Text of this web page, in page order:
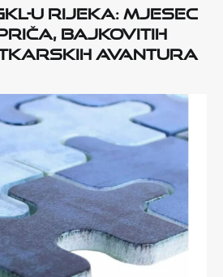
u Rijeka: mjesec
bajkovitih
avantura